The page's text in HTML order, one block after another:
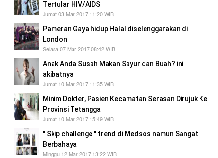
Tertular HIV/AIDS
Jumat 03 Mar 2017 11:20 WIB
Pameran Gaya hidup Halal diselenggarakan di
London
Selasa 07 Mar 2017 08:42 WIB
Anak Anda Susah Makan Sayur dan Buah? ini
akibatnya
Jumat 10 Mar 2017 11:35 WIB
Minim Dokter, Pasien Kecamatan Serasan Dirujuk Ke
Provinsi Tetangga
Jumat 10 Mar 2017 15:49 WIB
" Skip challenge " trend di Medsos namun Sangat
Berbahaya
Minggu 12 Mar 2017 13:22 WIB